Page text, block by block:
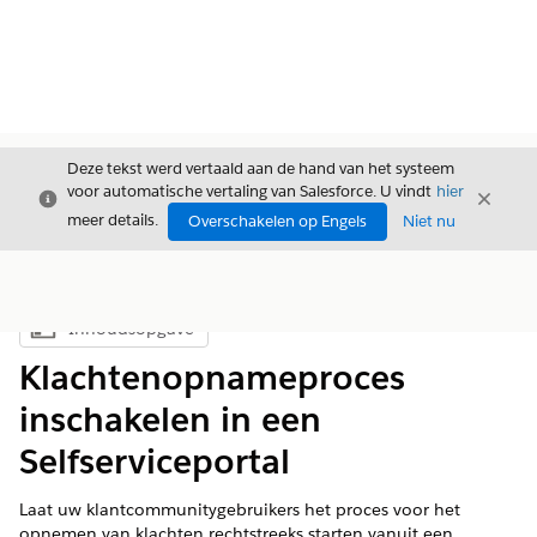
Sluiten
Deze tekst werd vertaald aan de hand van het systeem
voor automatische vertaling van Salesforce. U vindt hier
meer details.
Overschakelen op Engels Niet nu
Sluiten
Inhoudsopgave weergeven
Inhoudsopgave
Klachtenopnameproces
inschakelen in een
Selfserviceportal
Laat uw klantcommunitygebruikers het proces voor het